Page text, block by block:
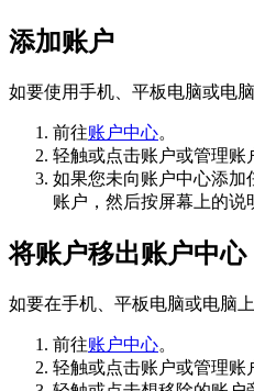
添加账户
如要使用手机、平板电脑或电
前往账户中心。
轻触或点击账户或管理账
如果您未向账户中心添加
账户 ，然后按屏幕上的说
将账户移出账户中心
如要在手机、平板电脑或电脑
前往账户中心。
轻触或点击账户或管理账